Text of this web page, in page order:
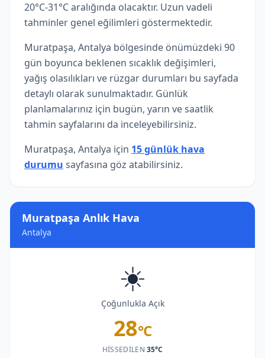
Muratpaşa Anlık Hava
Antalya
☀️
Çoğunlukla Açık
28°C
HISSEDILEN35°C
20°C-31°C aralığında olacaktır. Uzun vadeli
tahminler genel eğilimleri göstermektedir.
Muratpaşa, Antalya bölgesinde önümüzdeki 90
gün boyunca beklenen sıcaklık değişimleri,
yağış olasılıkları ve rüzgar durumları bu sayfada
detaylı olarak sunulmaktadır. Günlük
planlamalarınız için bugün, yarın ve saatlik
tahmin sayfalarını da inceleyebilirsiniz.
Muratpaşa, Antalya için 15 günlük hava
durumu sayfasına göz atabilirsiniz.